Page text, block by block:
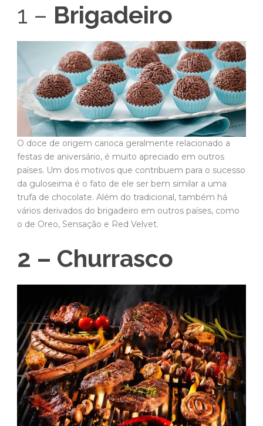
1 – Brigadeiro
O doce de origem carioca geralmente relacionado a
festas de aniversário, é muito apreciado em outros
países. Um dos motivos que contribuem para o sucesso
da guloseima é o fato de ele ser bem similar a uma
trufa de chocolate. Além do tradicional, também há
vários derivados do brigadeiro em outros países, como
o de Oreo, Sensação e Red Velvet.
2 – Churrasco